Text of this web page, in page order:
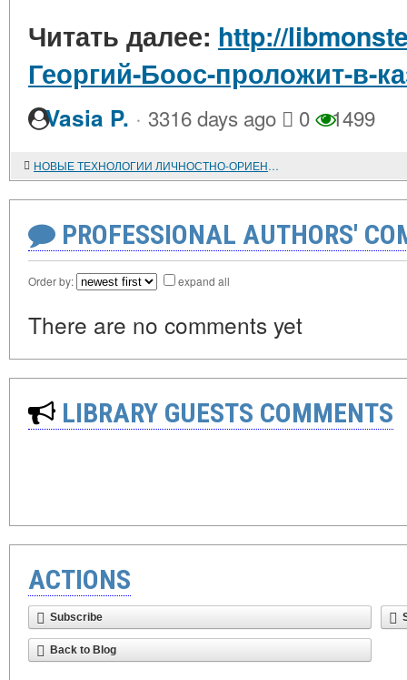
Читать далее: http://
Георгий-Боос-проложит-в-
Vasia P. · 3316 days ago 0 1499
НОВЫЕ ТЕХНОЛОГИИ ЛИЧНОСТНО-ОРИЕНТИРОВАННОЙ РЕАБИЛИТАЦИИ В САНАТОРНО-КУРОРТНЫХ УСЛОВИЯХ
PROFESSIONAL AUTHORS'
Order by: expand all
There are no comments yet
LIBRARY GUESTS COMMENTS
ACTIONS
Subscribe
Back to Blog